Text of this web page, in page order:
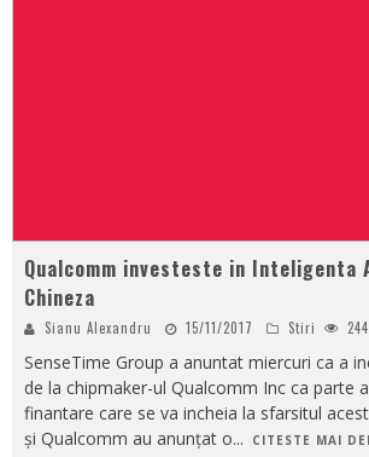
Qualcomm investeste in
Chineza
Sianu Alexandru 15/11/2017 Stiri
SenseTime Group a anuntat miercuri ca a
de la chipmaker-ul Qualcomm Inc ca parte
finantare care se va incheia la sfarsitul
și Qualcomm au anunțat o... CITESTE MAI